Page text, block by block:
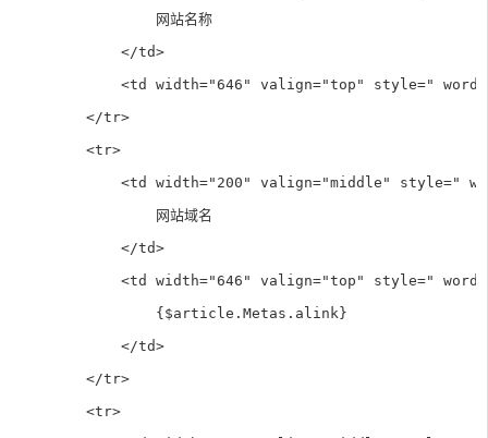
                网站名称
            </td>
<td width="646" valign="top" style="
        </tr>
        <tr>
<td width="200" valign="middle" style="
                网站域名
            </td>
<td width="646" valign="top" style="
                {$article.Metas.alink}
            </td>
        </tr>
        <tr>